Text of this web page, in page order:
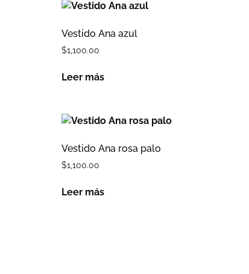
Vestido Ana azul
$1,100.00
Leer más
Vestido Ana rosa palo
$1,100.00
Leer más